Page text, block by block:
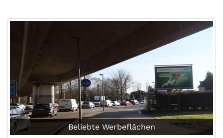
Beliebte Werbeflächen